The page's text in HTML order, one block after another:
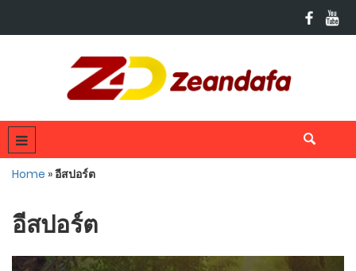
Home »อีสปอร์ต
อีสปอร์ต